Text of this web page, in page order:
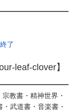
了
leaf-clover】
教書・精神世界・
武道書・音楽書・